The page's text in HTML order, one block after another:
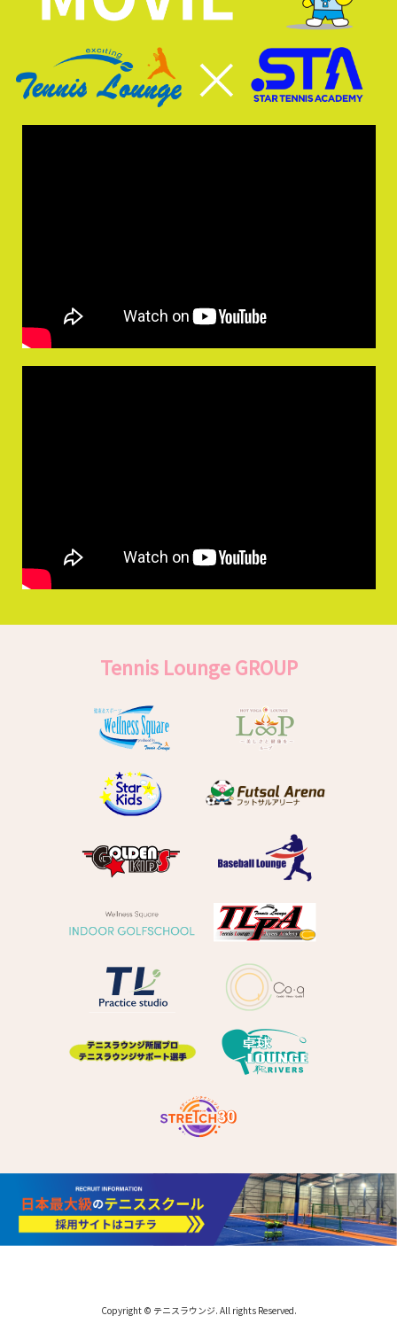
Tennis Lounge GROUP
Copyright © テニスラウンジ. All rights Reserved.